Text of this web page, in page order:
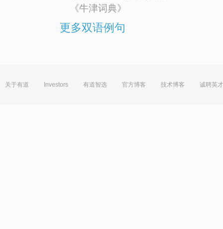
《牛津词典》
更多双语例句
关于有道 Investors 有道智选 官方博客 技术博客 诚聘英才